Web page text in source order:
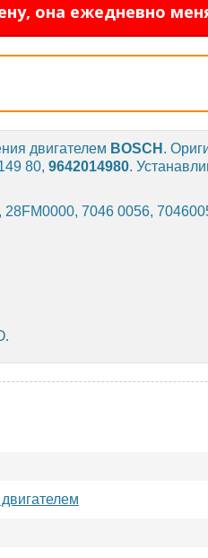
она ежедневно
двигателем BOSCH .
80, 9642014980.
28FM0000, 7046 0056,